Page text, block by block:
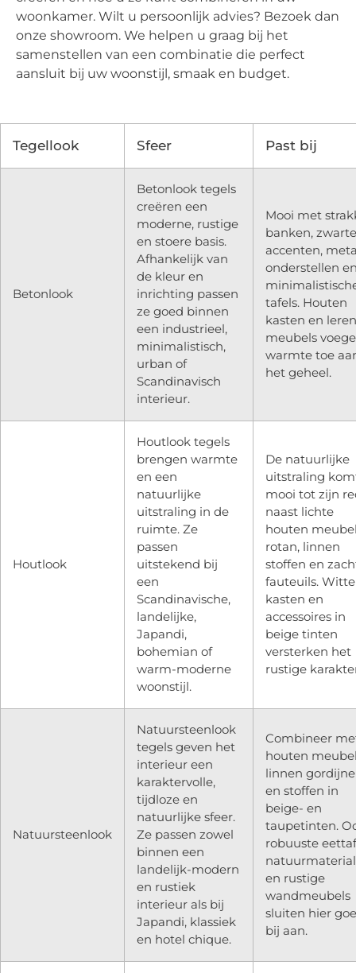
woonkamer. Wilt u persoonlijk advies? Bezoek dan
onze showroom. We helpen u graag bij het
samenstellen van een combinatie die perfect
aansluit bij uw woonstijl, smaak en budget.
Tegellook Sfeer Past bij
Betonlook
Betonlook tegels
creëren een
moderne, rustige
en stoere basis.
Afhankelijk van
de kleur en
inrichting passen
ze goed binnen
een industrieel,
minimalistisch,
urban of
Scandinavisch
interieur.
Mooi met
banken, zwarte
accenten,
onderstellen
tafels. Houten
kasten en leren
meubels
warmte toe
het geheel.
Houtlook
Houtlook tegels
brengen warmte
en een
natuurlijke
uitstraling in de
ruimte. Ze
passen
uitstekend bij
een
Scandinavische,
landelijke,
Japandi,
bohemian of
warm-moderne
woonstijl.
De natuurlijke
uitstraling
mooi tot zijn
naast lichte
houten
rotan, linnen
stoffen en
fauteuils. Witte
kasten en
accessoires in
beige tinten
versterken het
rustige
Natuursteenlook
Natuursteenlook
tegels geven het
interieur een
karaktervolle,
tijdloze en
natuurlijke sfeer.
Ze passen zowel
binnen een
landelijk-modern
en rustiek
interieur als bij
Japandi, klassiek
en hotel chique.
Combineer
houten
linnen
en stoffen in
beige- en
taupetinten.
robuuste
en rustige
wandmeubels
sluiten hier
bij aan.